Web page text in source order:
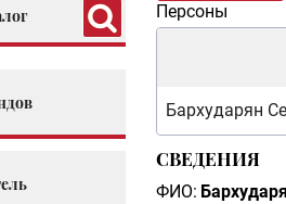
Персоны
Бархударян
СВЕДЕНИЯ
ФИО: